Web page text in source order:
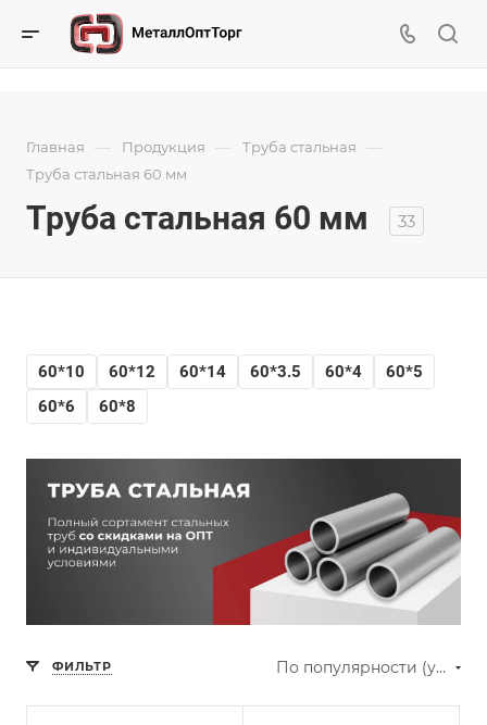
Главная — Продукция — Труба стальная —
Труба стальная 60 мм
Труба стальная 60 мм 33
60*10 60*12 60*14 60*3.5 60*4
60*5
60*6
60*8
ФИЛЬТР По популярности (убывание)